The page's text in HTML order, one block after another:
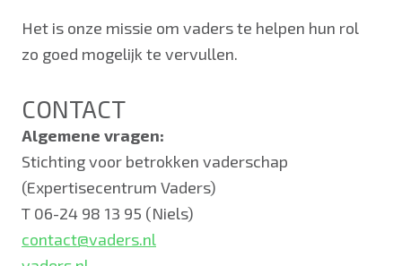
Het is onze missie om vaders te helpen hun rol
zo goed mogelijk te vervullen.
CONTACT
Algemene vragen:
Stichting voor betrokken vaderschap
(Expertisecentrum Vaders)
T 06-24 98 13 95 (Niels)
contact@vaders.nl